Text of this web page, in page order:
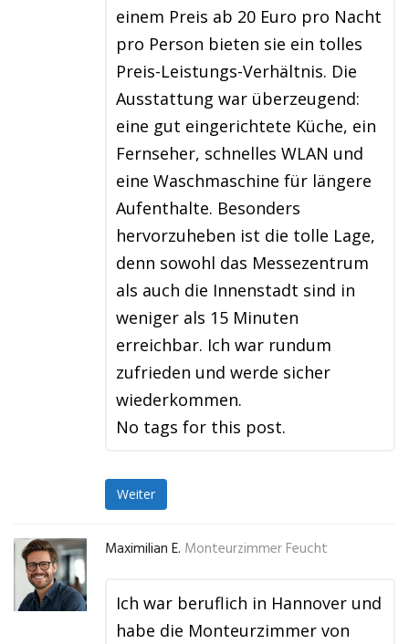
einem Preis ab 20 Euro pro Nacht
pro Person bieten sie ein tolles
Preis-Leistungs-Verhältnis. Die
Ausstattung war überzeugend:
eine gut eingerichtete Küche, ein
Fernseher, schnelles WLAN und
eine Waschmaschine für längere
Aufenthalte. Besonders
hervorzuheben ist die tolle Lage,
denn sowohl das Messezentrum
als auch die Innenstadt sind in
weniger als 15 Minuten
erreichbar. Ich war rundum
zufrieden und werde sicher
wiederkommen.
No tags for this post.
Weiter
Maximilian E. Monteurzimmer Feucht
Ich war beruflich in Hannover und
habe die Monteurzimmer von